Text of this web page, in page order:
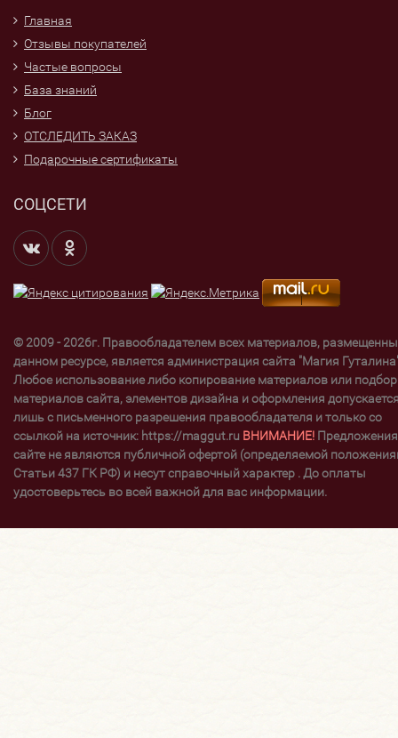
Главная
Отзывы покупателей
Частые вопросы
База знаний
Блог
ОТСЛЕДИТЬ ЗАКАЗ
Подарочные сертификаты
СОЦСЕТИ
© 2009 - 2026г. Правообладателем всех материалов,
данном ресурсе, является администрация сайта "Магия
Любое использование либо копирование материалов или
материалов сайта, элементов дизайна и оформления
лишь с письменного разрешения правообладателя и только со
ссылкой на источник: https://maggut.ru ВНИМАНИЕ!
сайте не являются публичной офертой (определяемой
Статьи 437 ГК РФ) и несут справочный характер . До оплаты
удостоверьтесь во всей важной для вас информации.